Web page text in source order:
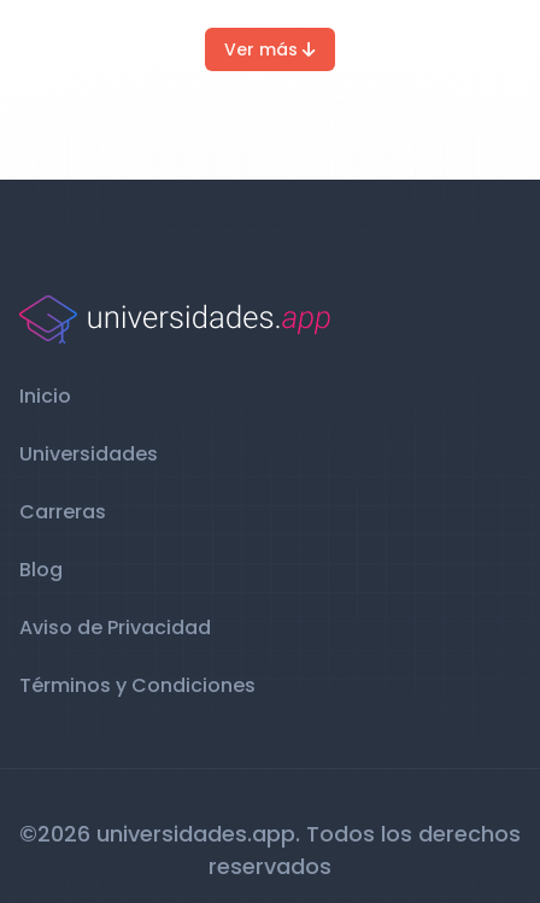
Ver más
Inicio
Universidades
Carreras
Blog
Aviso de Privacidad
Términos y Condiciones
©2026 universidades.app. Todos los derechos
reservados